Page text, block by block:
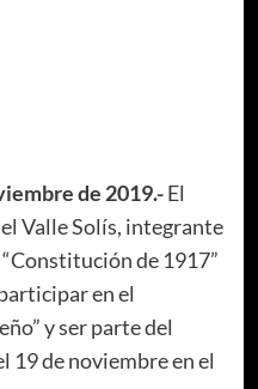
de 2019.-El
Valle Solís, integrante
de 1917”
en el
y ser parte del
19 de noviembre en el